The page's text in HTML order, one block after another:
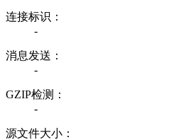
连接标识：
-
消息发送：
-
GZIP检测：
-
源文件大小：